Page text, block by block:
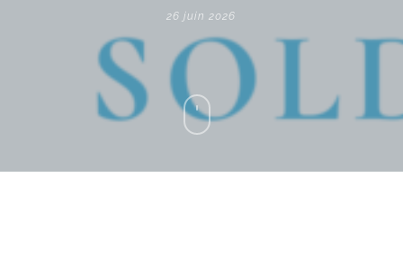
26 juin 2026